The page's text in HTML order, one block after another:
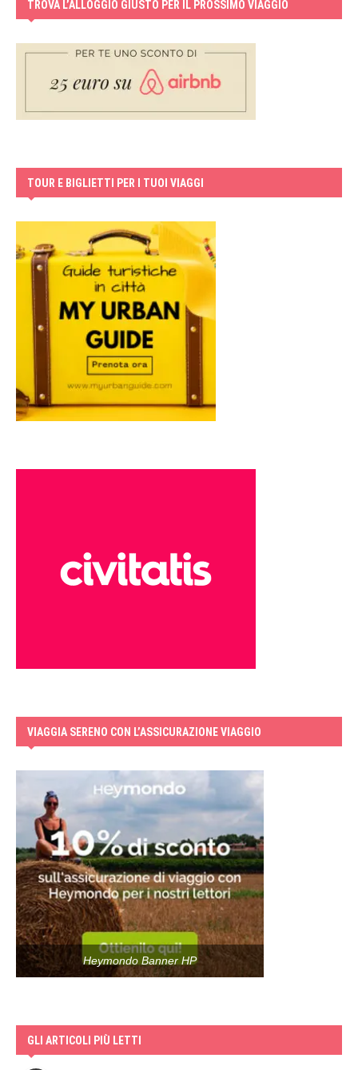
TROVA L’ALLOGGIO GIUSTO PER IL PROSSIMO VIAGGIO
TOUR E BIGLIETTI PER I TUOI VIAGGI
VIAGGIA SERENO CON L’ASSICURAZIONE VIAGGIO
Heymondo Banner HP
GLI ARTICOLI PIÙ LETTI